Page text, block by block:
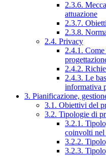
2.3.6.
attuazione
2.3.7.
2.3.8.
2.4. Privacy
2.4.1.
2.4.2.
2.4.3. Le
informativa
3. Pianificazione,
3.1. Obiettivi del
3.2. Tipologie di
3.2.1.
coinvolti nel
3.2.2.
3.2.3.